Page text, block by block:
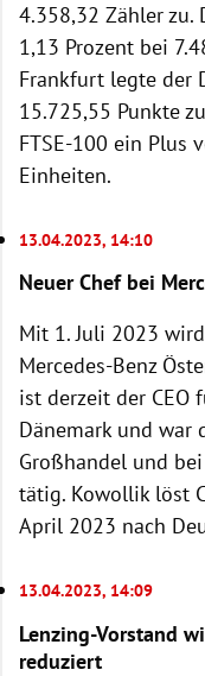
4.358,32 Zähler zu.
1,13 Prozent bei
Frankfurt legte der
15.725,55 Punkte
FTSE-100 ein Plus
Einheiten.
13.04.2023, 14:10
Neuer Chef bei
Mit 1. Juli 2023
Mercedes-Benz
ist derzeit der CEO
Dänemark und war
Großhandel und
tätig. Kowollik löst
April 2023 nach
13.04.2023, 14:09
Lenzing-Vorstand
reduziert